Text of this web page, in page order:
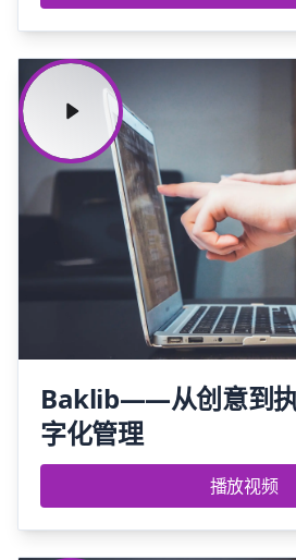
Baklib——从创意到
字化管理
播放视频